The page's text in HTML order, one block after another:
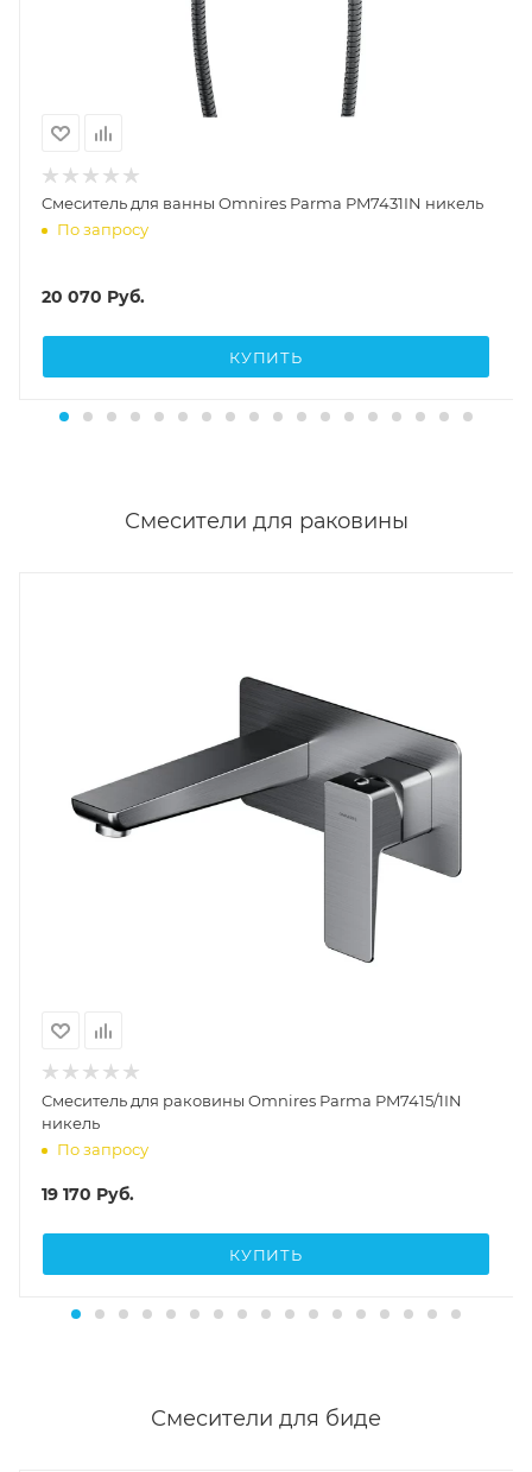
Cмеситель для ванны Omnires Parma PM7431IN никель
По запросу
20 070 Руб.
КУПИТЬ
Смесители для раковины
Cмеситель для раковины Omnires Parma PM7415/1IN
никель
По запросу
19 170 Руб.
КУПИТЬ
Смесители для биде